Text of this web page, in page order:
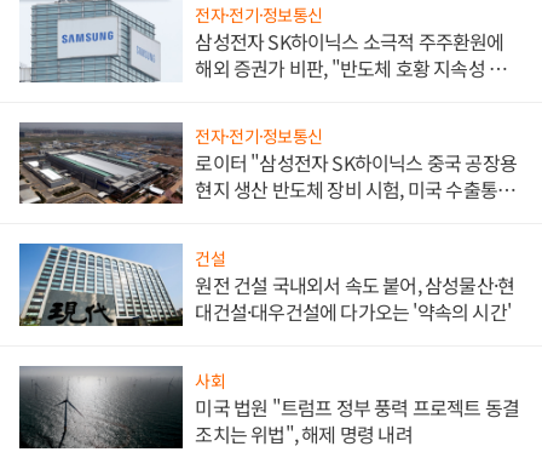
전자·전기·정보통신
삼성전자 SK하이닉스 소극적 주주환원에
해외 증권가 비판, "반도체 호황 지속성 의
전자·전기·정보통신
로이터 "삼성전자 SK하이닉스 중국 공장용
현지 생산 반도체 장비 시험, 미국 수출통제
건설
원전 건설 국내외서 속도 붙어, 삼성물산·현
대건설·대우건설에 다가오는 '약속의 시간'
사회
미국 법원 "트럼프 정부 풍력 프로젝트 동결
조치는 위법", 해제 명령 내려